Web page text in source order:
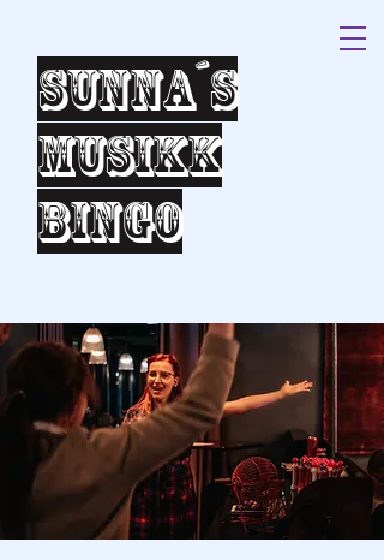
Sunna´s
Musikk
bingo